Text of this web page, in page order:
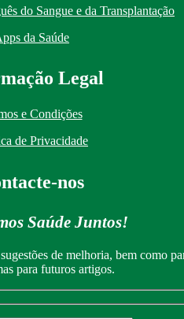
do Sangue e da Transplantação
da Saúde
Legal
e Condições
de Privacidade
nos
Saúde Juntos!
de melhoria, bem como
para futuros artigos.